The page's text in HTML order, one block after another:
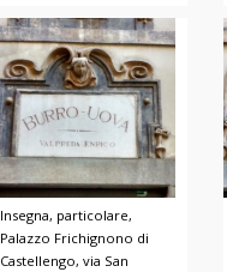
Insegna, particolare,
Palazzo Frichignono di
Castellengo, via San